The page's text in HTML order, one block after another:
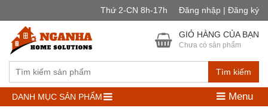
Thứ 2-CN 8h-17h Đăng nhập | Đăng ký
Tìm kiếm
GIỎ HÀNG CỦA BẠN
Chưa có sản phẩm
DANH MỤC SẢN PHẨM Menu